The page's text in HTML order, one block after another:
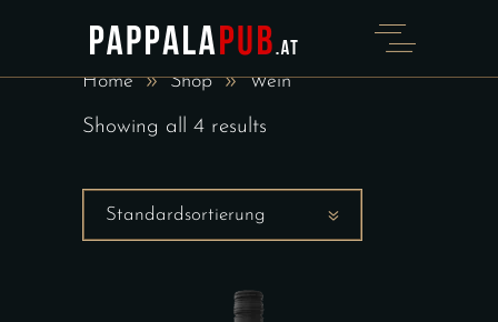
WEIN
Home Shop Wein
Showing all 4 results
Standardsortierung